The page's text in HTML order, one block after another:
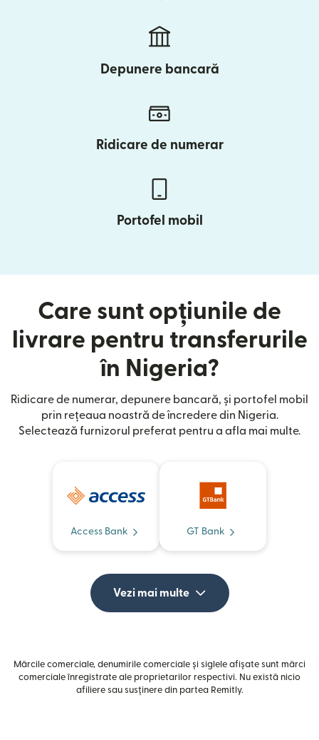
Depunere bancară
Ridicare de numerar
Portofel mobil
Care sunt opțiunile de
livrare pentru transferurile
în Nigeria?
Ridicare de numerar, depunere bancară, și portofel mobil
prin rețeaua noastră de încredere din Nigeria.
Selectează furnizorul preferat pentru a afla mai multe.
Access Bank GT Bank
Vezi mai multe
Mărcile comerciale, denumirile comerciale și siglele afișate sunt mărci
comerciale înregistrate ale proprietarilor respectivi. Nu există nicio
afiliere sau susținere din partea Remitly.